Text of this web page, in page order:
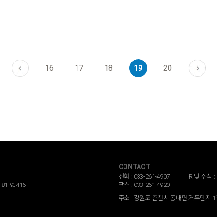
16 17 18 19 20
81-93416
CONTACT
전화 : 033-261-4907
IR 및 주식
팩스 : 033-261-4920
주소 : 강원도 춘천시 동내면 거두단지